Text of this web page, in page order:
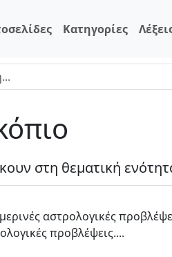
Κατηγορίες
στη θεματική
αστρολογικές
προβλέψεις....